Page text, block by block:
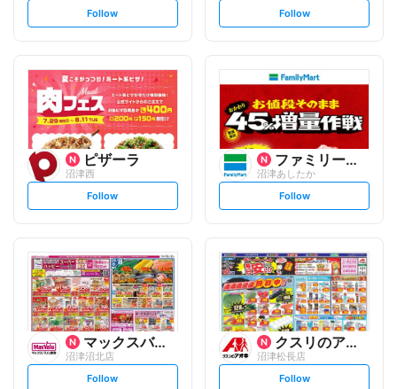
s
t
l
o
w
Follow
s
t
o
Follow
ピザーラ
沼津西
s
t
l
o
w
Follow
ファミリーマート
沼津あしたか
s
t
l
o
w
Follow
マックスバリュ
沼津沼北店
s
Follow
クスリのアオキ
沼津松長店
s
Follow